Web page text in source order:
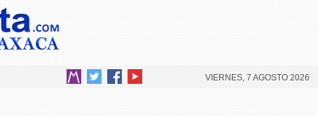
VIERNES, 7 AGOSTO 2026